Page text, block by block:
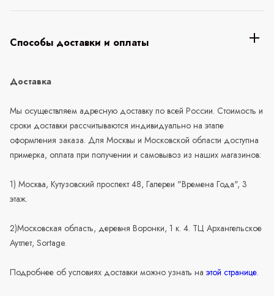
Способы доставки и оплаты
Доставка
Мы осуществляем адресную доставку по всей России. Стоимость и
сроки доставки рассчитываются индивидуально на этапе
оформления заказа. Для Москвы и Московской области доступна
примерка, оплата при получении и самовывоз из наших магазинов:
1) Москва, Кутузовский проспект 48, Галереи "Времена Года", 3
этаж.
2)Московская область, деревня Воронки, 1 к. 4. ТЦ Архангельское
Аутлет, Sortage.
Подробнее об условиях доставки можно узнать на этой странице.